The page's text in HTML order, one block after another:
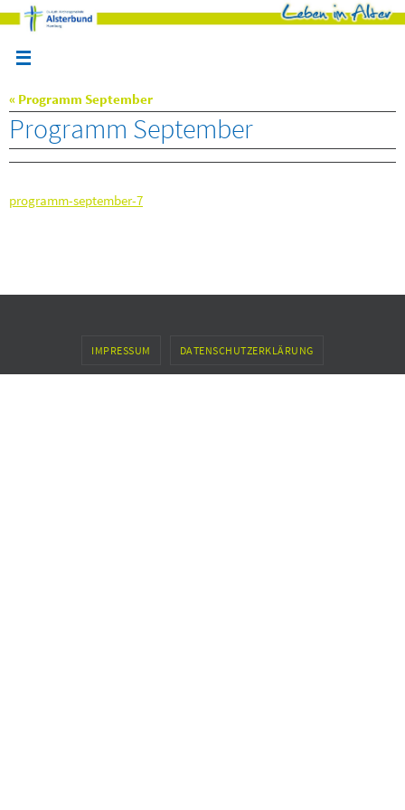
Zum
Inhalt
springen
« Programm September
Programm September
programm-september-7
IMPRESSUM DATENSCHUTZERKLÄRUNG